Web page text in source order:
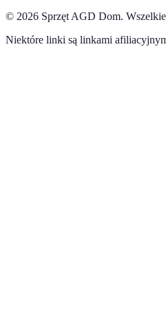
© 2026 Sprzęt AGD Dom.
Niektóre linki są linkami